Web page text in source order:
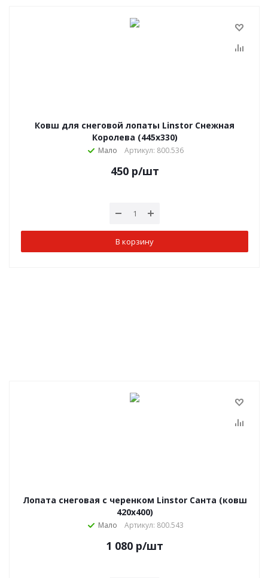
Ковш для снеговой лопаты Linstor Снежная
Королева (445х330)
Мало Артикул: 800.536
450р/шт
В корзину
Лопата снеговая с черенком Linstor Санта (ковш
420х400)
Мало Артикул: 800.543
1 080 р/шт